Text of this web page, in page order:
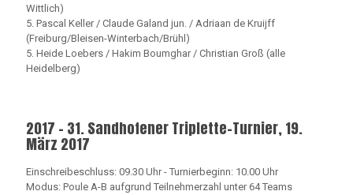
Wittlich)
5. Pascal Keller / Claude Galand jun. / Adriaan de Kruijff
(Freiburg/Bleisen-Winterbach/Brühl)
5. Heide Loebers / Hakim Boumghar / Christian Groß (alle
Heidelberg)
2017 - 31. Sandhofener Triplette-Turnier, 19.
März 2017
Einschreibeschluss: 09.30 Uhr - Turnierbeginn: 10.00 Uhr
Modus: Poule A-B aufgrund Teilnehmerzahl unter 64 Teams